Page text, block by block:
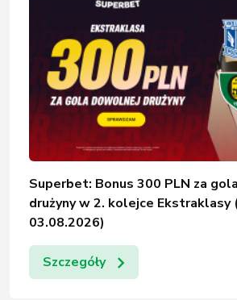
Superbet: Bonus 300 PLN za
drużyny w 2. kolejce Ekstraklasy
03.08.2026)
Szczegóły